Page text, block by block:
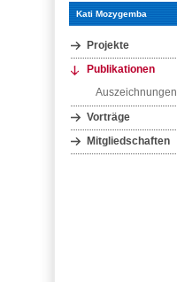
Kati Mozygemba
Projekte
Publikationen
Auszeichnungen
Vorträge
Mitgliedschaften